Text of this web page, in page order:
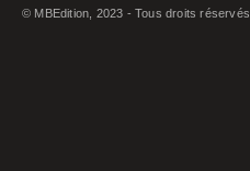
© MBEdition, 2023 - Tous droits réservés